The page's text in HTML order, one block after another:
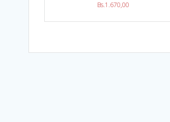
Bs.1.670,00